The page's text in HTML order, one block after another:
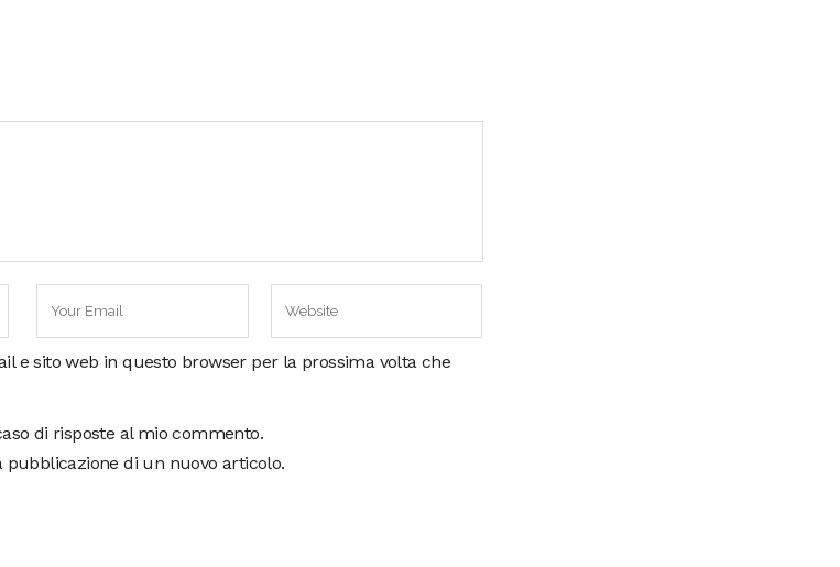
e sito web in questo browser per la prossima volta che
di risposte al mio commento.
pubblicazione di un nuovo articolo.